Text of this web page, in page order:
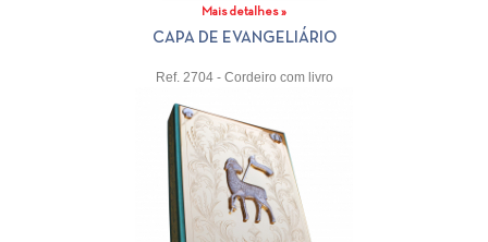
Mais detalhes »
CAPA DE EVANGELIÁRIO
Ref. 2704 - Cordeiro com livro